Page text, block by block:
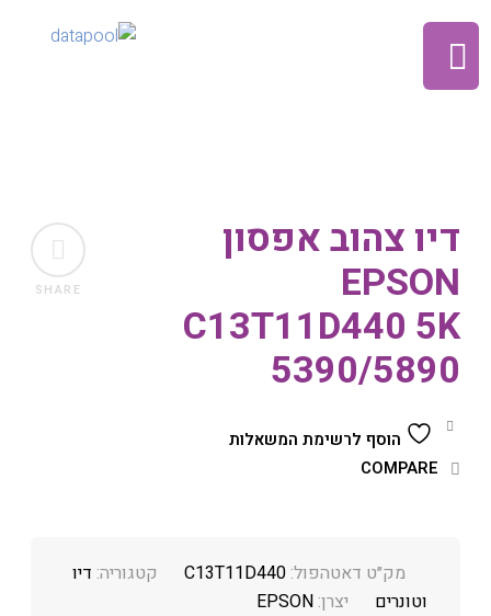
SHARE
דיו צהוב אפסון
EPSON
C13T11D440 5K
5390/5890
הוסף לרשימת המשאלות
COMPARE
מק״ט דאטהפול:C13T11D440 קטגוריה: דיו
וטונרים
יצרן:EPSON